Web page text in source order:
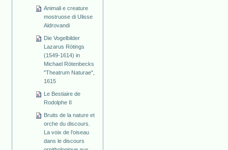
Animali e creature
mostruose di Ulisse
Aldrovandi
Die Vogelbilder
Lazarus Rötings
(1549-1614) in
Michael Rötenbecks
"Theatrum Naturae",
1615
Le Bestiaire de
Rodolphe II
Bruits de la nature et
orche du discours.
La voix de l'oiseau
dans le discours